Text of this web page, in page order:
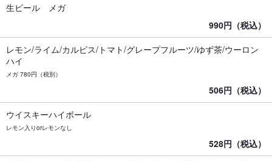
生ビール メガ
990円（税込）
レモン/ライム/カルピス/トマト/グレープフルーツ/ゆず茶/ウーロン
ハイ
メガ 780円（税別）
506円（税込）
ウイスキーハイボール
レモン入りorレモンなし
528円（税込）